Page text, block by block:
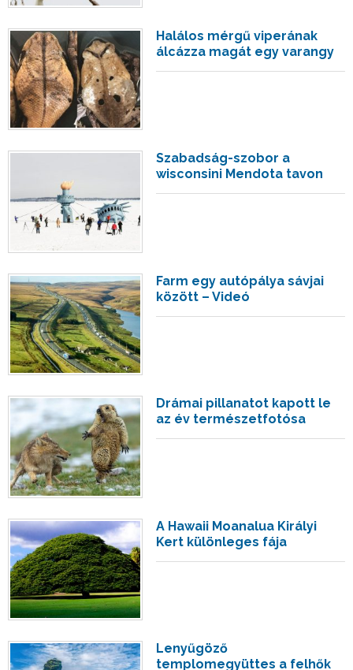
Halálos mérgű viperának
álcázza magát egy varangy
Szabadság-szobor a
wisconsini Mendota tavon
Farm egy autópálya sávjai
között – Videó
Drámai pillanatot kapott le
az év természetfotósa
A Hawaii Moanalua Királyi
Kert különleges fája
Lenyűgöző
templomegyüttes a felhők